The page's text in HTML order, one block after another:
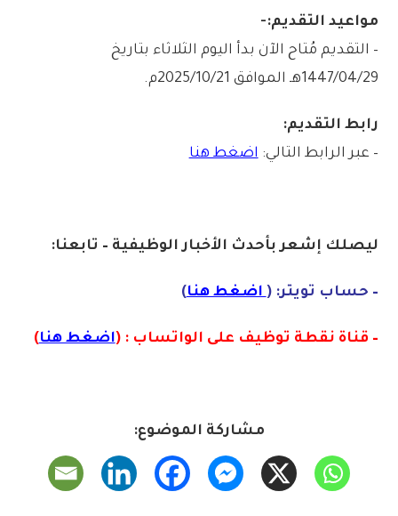
مواعيد التقديم:-
– التقديم مُتاح الآن بدأ اليوم الثلاثاء بتاريخ
1447/04/29هـ الموافق 2025/10/21م.
رابط التقديم:
– عبر الرابط التالي:اضغط هنا
ليصلك إشعربأحدث الأخبار الوظيفية – تابعنا:
– حساب تويتر: (اضغط هنا)
– قناة نقطة توظيف على الواتساب : (اضغط هنا)
مشاركة الموضوع: